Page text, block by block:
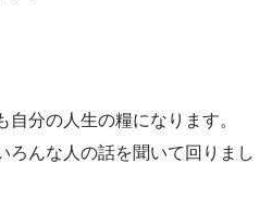
自分の人生の糧になります。
ろんな人の話を聞いて回りまし